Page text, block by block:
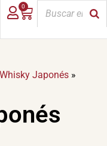
0
Whisky Japonés »